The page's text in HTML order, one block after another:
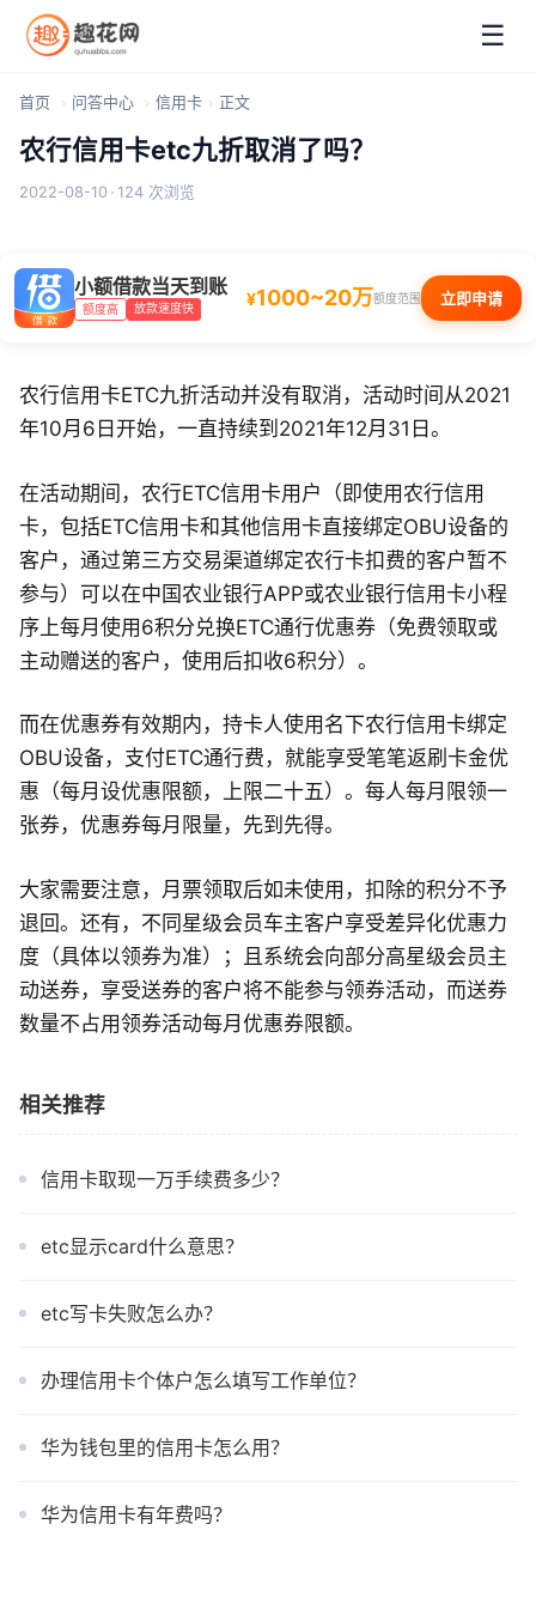
☰
首页 问答中心 信用卡 正文
农行信用卡etc九折取消了吗？
2022-08-10 · 124 次浏览
小额借款当天到账
额度高 放款速度快 ¥1000~20万额度范围 立即申请
农行信用卡ETC九折活动并没有取消，活动时间从2021
年10月6日开始，一直持续到2021年12月31日。
在活动期间，农行ETC信用卡用户（即使用农行信用
卡，包括ETC信用卡和其他信用卡直接绑定OBU设备的
客户，通过第三方交易渠道绑定农行卡扣费的客户暂不
参与）可以在中国农业银行APP或农业银行信用卡小程
序上每月使用6积分兑换ETC通行优惠券（免费领取或
主动赠送的客户，使用后扣收6积分）。
而在优惠券有效期内，持卡人使用名下农行信用卡绑定
OBU设备，支付ETC通行费，就能享受笔笔返刷卡金优
惠（每月设优惠限额，上限二十五）。每人每月限领一
张券，优惠券每月限量，先到先得。
大家需要注意，月票领取后如未使用，扣除的积分不予
退回。还有，不同星级会员车主客户享受差异化优惠力
度（具体以领券为准）；且系统会向部分高星级会员主
动送券，享受送券的客户将不能参与领券活动，而送券
数量不占用领券活动每月优惠券限额。
相关推荐
信用卡取现一万手续费多少？
etc显示card什么意思？
etc写卡失败怎么办？
办理信用卡个体户怎么填写工作单位？
华为钱包里的信用卡怎么用？
华为信用卡有年费吗？